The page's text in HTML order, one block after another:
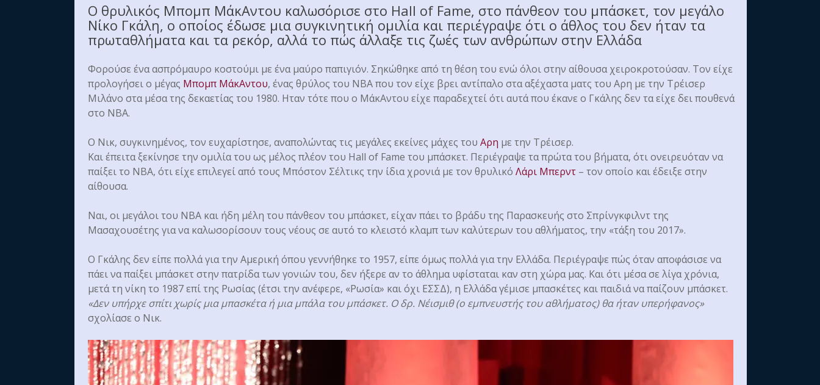
Ο θρυλικός Μπομπ ΜάκΑντου καλωσόρισε στο Hall of Fame, στο πάνθεον του μπάσκετ, τον μεγάλο
Νίκο Γκάλη, ο οποίος έδωσε μια συγκινητική ομιλία και περιέγραψε ότι ο άθλος του δεν ήταν τα
πρωταθλήματα και τα ρεκόρ, αλλά το πώς άλλαξε τις ζωές των ανθρώπων στην Ελλάδα
Φορούσε ένα ασπρόμαυρο κοστούμι με ένα μαύρο παπιγιόν. Σηκώθηκε από τη θέση του ενώ όλοι στην αίθουσα χειροκροτούσαν. Τον είχε
προλογήσει ο μέγας Μπομπ ΜάκΑντου, ένας θρύλος του ΝΒΑ που τον είχε βρει αντίπαλο στα αξέχαστα ματς του Αρη με την Τρέισερ
Μιλάνο στα μέσα της δεκαετίας του 1980. Ηταν τότε που ο ΜάκΑντου είχε παραδεχτεί ότι αυτά που έκανε ο Γκάλης δεν τα είχε δει πουθενά
στο ΝΒΑ.
Ο Νικ, συγκινημένος, τον ευχαρίστησε, αναπολώντας τις μεγάλες εκείνες μάχες του Αρη με την Τρέισερ.
Και έπειτα ξεκίνησε την ομιλία του ως μέλος πλέον του Hall of Fame του μπάσκετ. Περιέγραψε τα πρώτα του βήματα, ότι ονειρευόταν να
παίξει το ΝΒΑ, ότι είχε επιλεγεί από τους Μπόστον Σέλτικς την ίδια χρονιά με τον θρυλικό Λάρι Μπερντ – τον οποίο και έδειξε στην
αίθουσα.
Ναι, οι μεγάλοι του ΝΒΑ και ήδη μέλη του πάνθεον του μπάσκετ, είχαν πάει το βράδυ της Παρασκευής στο Σπρίνγκφιλντ της
Μασαχουσέτης για να καλωσορίσουν τους νέους σε αυτό το κλειστό κλαμπ των καλύτερων του αθλήματος, την «τάξη του 2017».
Ο Γκάλης δεν είπε πολλά για την Αμερική όπου γεννήθηκε το 1957, είπε όμως πολλά για την Ελλάδα. Περιέγραψε πώς όταν αποφάσισε να
πάει να παίξει μπάσκετ στην πατρίδα των γονιών του, δεν ήξερε αν το άθλημα υφίσταται καν στη χώρα μας. Και ότι μέσα σε λίγα χρόνια,
μετά τη νίκη το 1987 επί της Ρωσίας (έτσι την ανέφερε, «Ρωσία» και όχι ΕΣΣΔ), η Ελλάδα γέμισε μπασκέτες και παιδιά να παίζουν μπάσκετ.
«Δεν υπήρχε σπίτι χωρίς μια μπασκέτα ή μια μπάλα του μπάσκετ. Ο δρ. Νέισμιθ (ο εμπνευστής του αθλήματος) θα ήταν υπερήφανος»
σχολίασε ο Νικ.